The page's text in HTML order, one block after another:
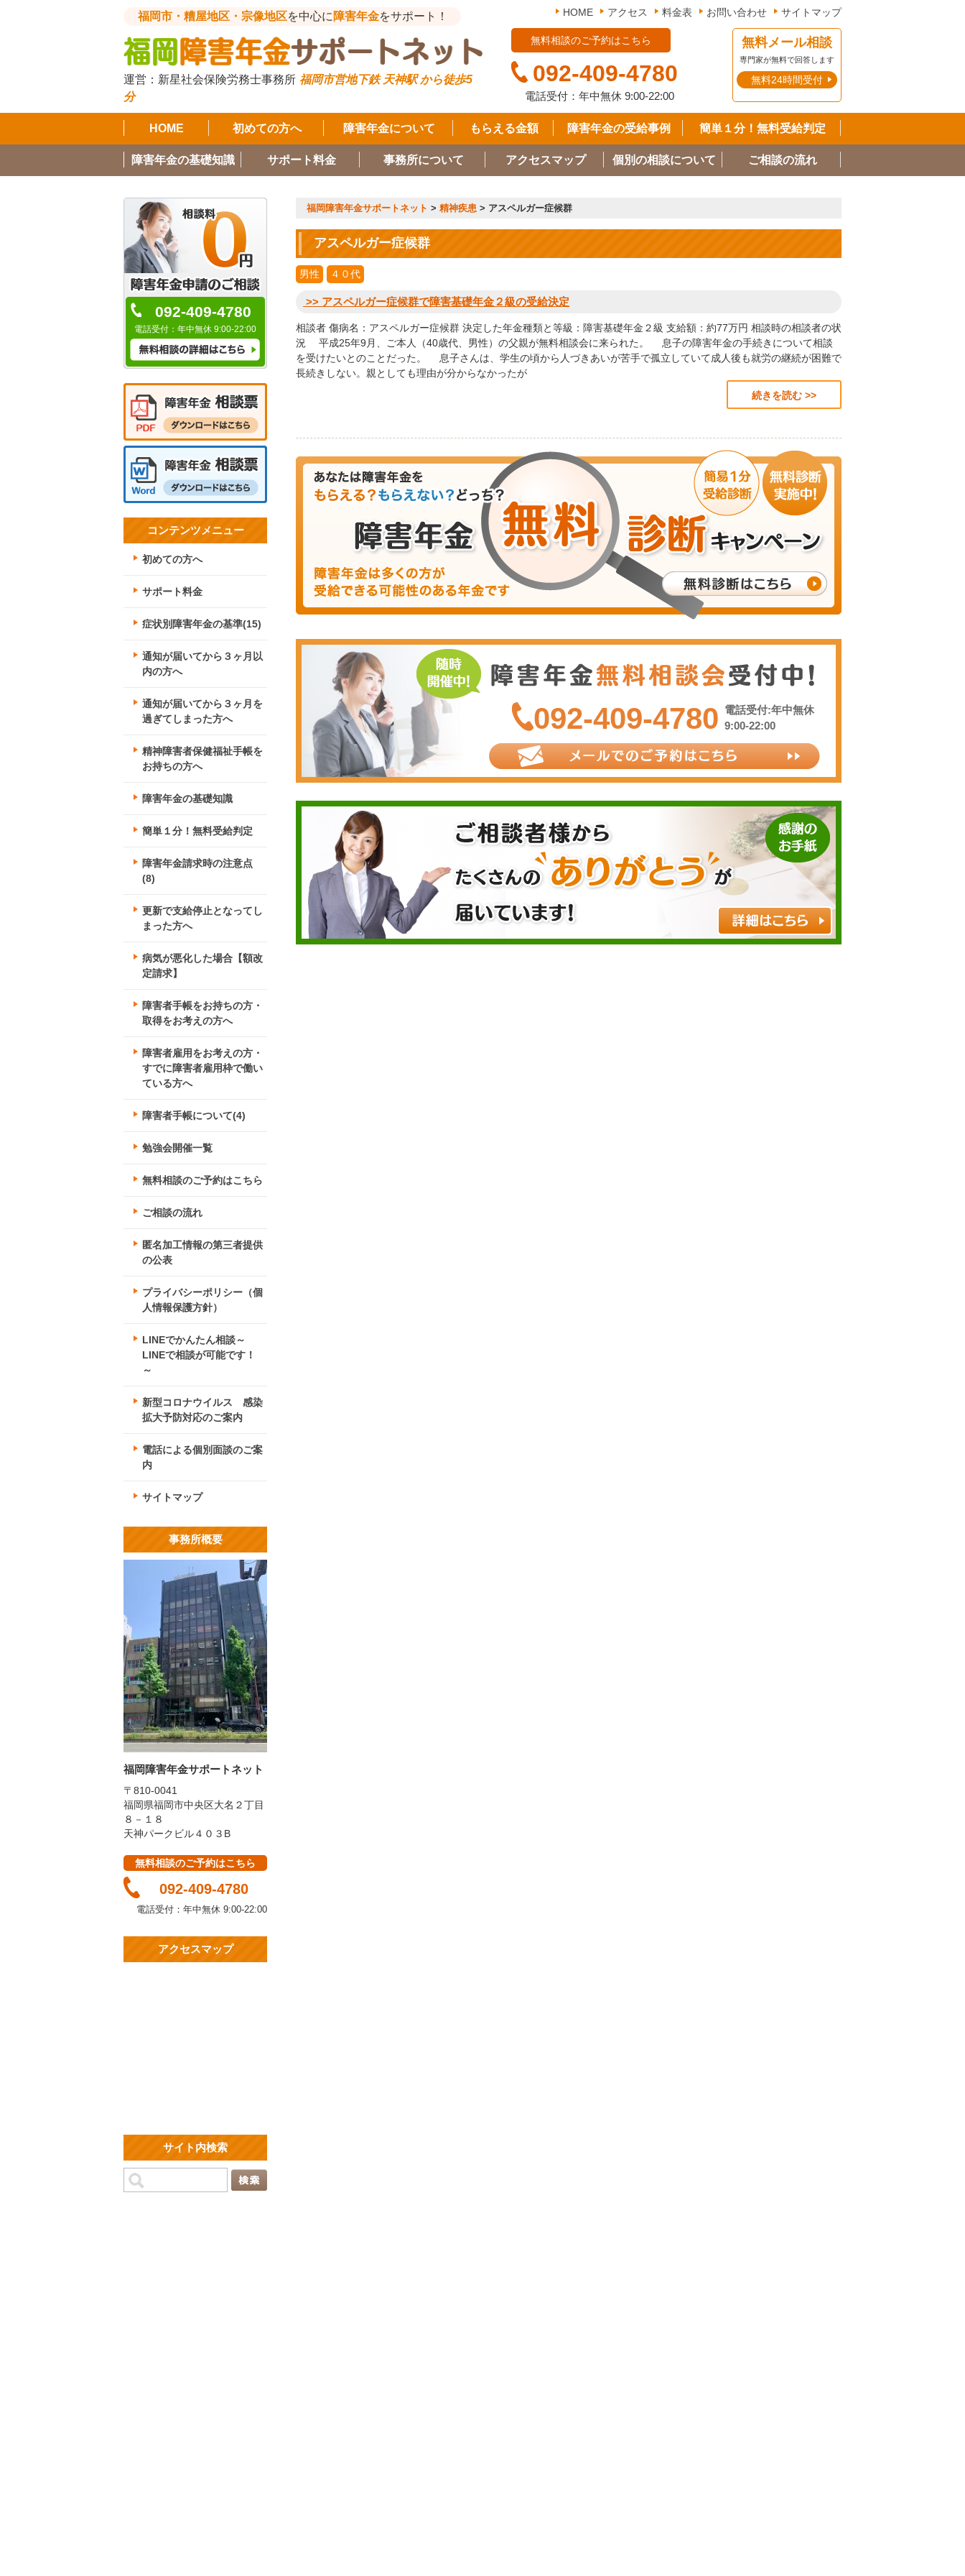
福岡市・糟屋地区・宗像地区を中心に 障害年金をサポート！
運営： 新星社会保険労務士事務所 福岡市営地下鉄 天神駅 から徒歩5
分
サイトマップ
お問い合わせ
料金表
アクセス
HOME
無料相談のご予約はこちら
092-409-4780
電話受付：年中無休 9:00-22:00
無料メール相談
専門家が無料で回答します
無料24時間受付
HOME 初めての方へ 障害年金について もらえる金額 障害年金の受給事例 簡単１分！無料受給判定
障害年金の基礎知識 サポート料金 事務所について アクセスマップ 個別の相談について ご相談の流れ
福岡障害年金サポートネット > 精神疾患 > アスペルガー症候群
アスペルガー症候群
男性 ４０代
>> アスペルガー症候群で障害基礎年金２級の受給決定
相談者 傷病名：アスペルガー症候群 決定した年金種類と等級：障害基礎年金２級 支給額：約77万円 相談時の相談者の状
況 平成25年9月、ご本人（40歳代、男性）の父親が無料相談会に来られた。 息子の障害年金の手続きについて相談
を受けたいとのことだった。 息子さんは、学生の頃から人づきあいが苦手で孤立していて成人後も就労の継続が困難で
長続きしない。親としても理由が分からなかったが
続きを読む >>
092-409-4780 電話受付:年中無休
9:00-22:00
092-409-4780
電話受付：年中無休 9:00-22:00
コンテンツメニュー
初めての方へ
サポート料金
症状別障害年金の基準(15)
通知が届いてから３ヶ月以
内の方へ
通知が届いてから３ヶ月を
過ぎてしまった方へ
精神障害者保健福祉手帳を
お持ちの方へ
障害年金の基礎知識
簡単１分！無料受給判定
障害年金請求時の注意点
(8)
更新で支給停止となってし
まった方へ
病気が悪化した場合【額改
定請求】
障害者手帳をお持ちの方・
取得をお考えの方へ
障害者雇用をお考えの方・
すでに障害者雇用枠で働い
ている方へ
障害者手帳について(4)
勉強会開催一覧
無料相談のご予約はこちら
ご相談の流れ
匿名加工情報の第三者提供
の公表
プライバシーポリシー（個
人情報保護方針）
LINEでかんたん相談～
LINEで相談が可能です！
～
新型コロナウイルス 感染
拡大予防対応のご案内
電話による個別面談のご案
内
サイトマップ
事務所概要
福岡障害年金サポートネット
〒810-0041
福岡県福岡市中央区大名２丁目
８－１８
天神パークビル４０３B
無料相談のご予約はこちら
092-409-4780
電話受付：年中無休 9:00-22:00
アクセスマップ
サイト内検索